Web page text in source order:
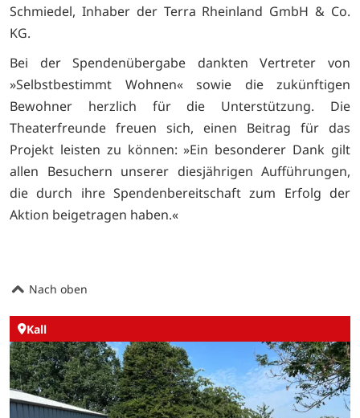
Schmiedel, Inhaber der Terra Rheinland GmbH & Co.
KG.
Bei der Spendenübergabe dankten Vertreter von
»Selbstbestimmt Wohnen« sowie die zukünftigen
Bewohner herzlich für die Unterstützung. Die
Theaterfreunde freuen sich, einen Beitrag für das
Projekt leisten zu können: »Ein besonderer Dank gilt
allen Besuchern unserer diesjährigen Aufführungen,
die durch ihre Spendenbereitschaft zum Erfolg der
Aktion beigetragen haben.«
Nach oben
Kall